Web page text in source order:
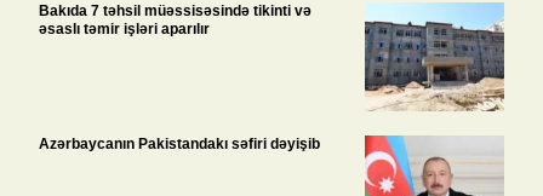
Bakıda 7 təhsil müəssisəsində tikinti və
əsaslı təmir işləri aparılır
Azərbaycanın Pakistandakı səfiri dəyişib